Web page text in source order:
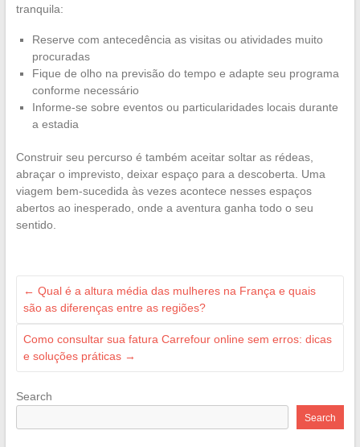
tranquila:
Reserve com antecedência as visitas ou atividades muito
procuradas
Fique de olho na previsão do tempo e adapte seu programa
conforme necessário
Informe-se sobre eventos ou particularidades locais durante
a estadia
Construir seu percurso é também aceitar soltar as rédeas,
abraçar o imprevisto, deixar espaço para a descoberta. Uma
viagem bem-sucedida às vezes acontece nesses espaços
abertos ao inesperado, onde a aventura ganha todo o seu
sentido.
← Qual é a altura média das mulheres na França e quais
são as diferenças entre as regiões?
Como consultar sua fatura Carrefour online sem erros: dicas
e soluções práticas →
Search
Search